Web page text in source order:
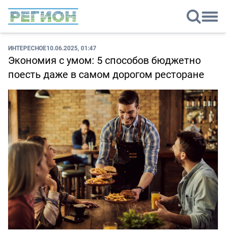
ИНТЕРЕСНОЕ10.06.2025, 01:47
Экономия с умом: 5 способов бюджетно
поесть даже в самом дорогом ресторане